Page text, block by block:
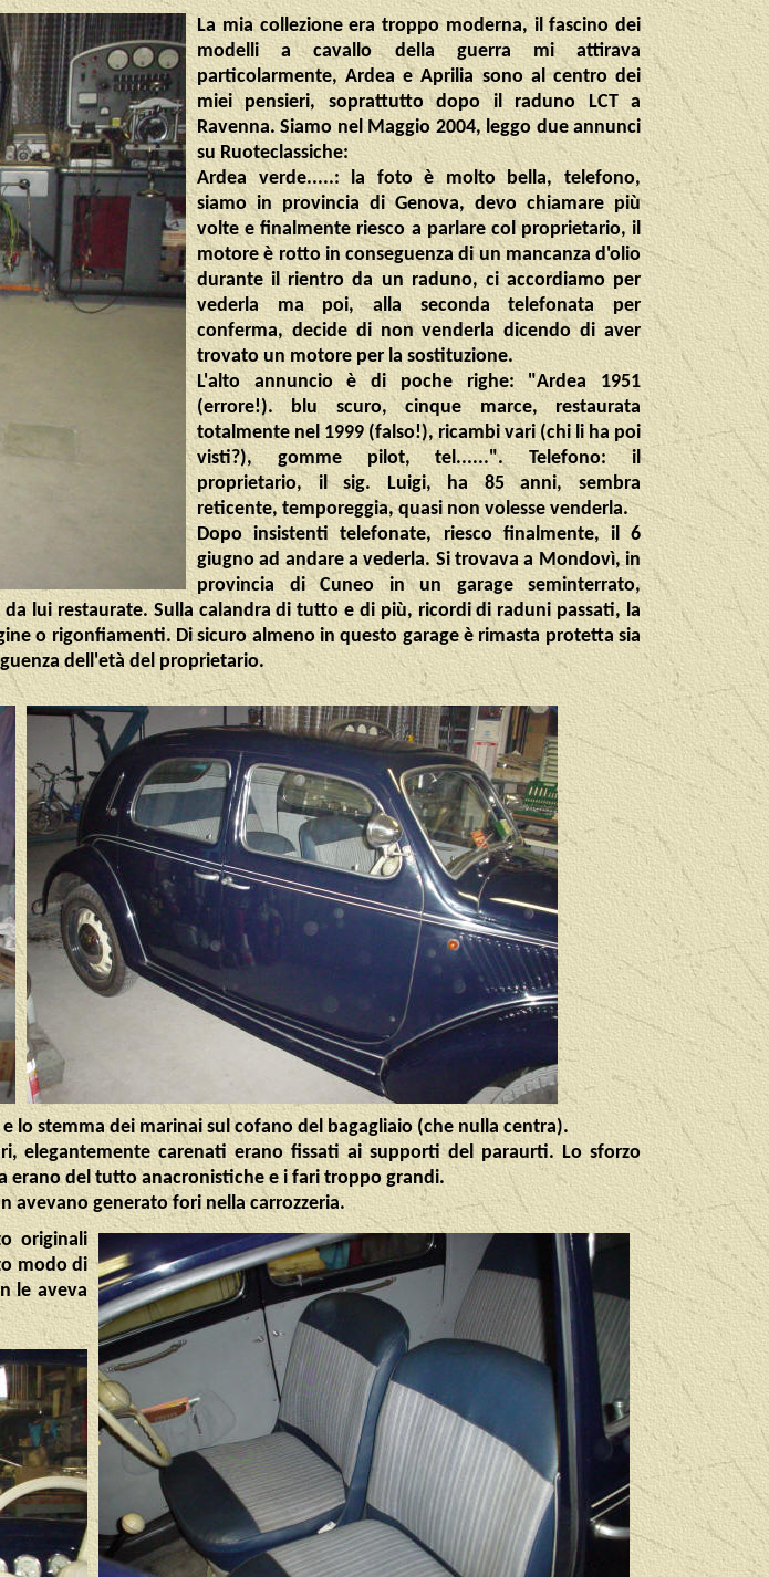
La mia collezione era troppo moderna, il fascino dei
modelli a cavallo della guerra mi attirava
particolarmente, Ardea e Aprilia sono al centro dei
miei pensieri, soprattutto dopo il raduno LCT a
Ravenna. Siamo nel Maggio 2004, leggo due annunci
su Ruoteclassiche:
Ardea verde.....: la foto è molto bella, telefono,
siamo in provincia di Genova, devo chiamare più
volte e finalmente riesco a parlare col proprietario, il
motore è rotto in conseguenza di un mancanza d'olio
durante il rientro da un raduno, ci accordiamo per
vederla ma poi, alla seconda telefonata per
conferma, decide di non venderla dicendo di aver
trovato un motore per la sostituzione.
L'alto annuncio è di poche righe: "Ardea 1951
(errore!). blu scuro, cinque marce, restaurata
totalmente nel 1999 (falso!), ricambi vari (chi li ha poi
visti?), gomme pilot, tel......". Telefono: il
proprietario, il sig. Luigi, ha 85 anni, sembra
reticente, temporeggia, quasi non volesse venderla.
Dopo insistenti telefonate, riesco finalmente, il 6
giugno ad andare a vederla. Si trovava a Mondovì, in
provincia di Cuneo in un garage seminterrato,
lui restaurate. Sulla calandra di tutto e di più, ricordi di raduni passati, la
o rigonfiamenti. Di sicuro almeno in questo garage è rimasta protetta sia
dell'età del proprietario.
stemma dei marinai sul cofano del bagagliaio (che nulla centra).
elegantemente carenati erano fissati ai supporti del paraurti. Lo sforzo
erano del tutto anacronistiche e i fari troppo grandi.
avevano generato fori nella carrozzeria.
originali
modo di
le aveva